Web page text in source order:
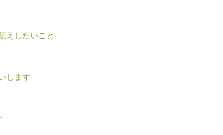
えしたいこと
します